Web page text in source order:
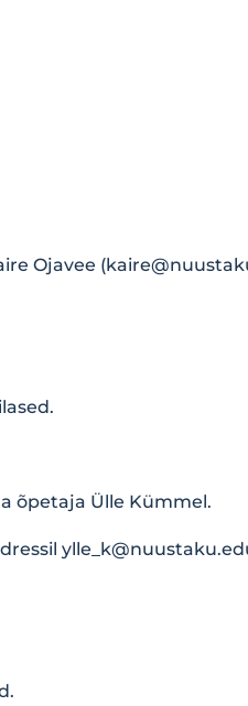
Ojavee (
õpetaja Ülle Kümmel.